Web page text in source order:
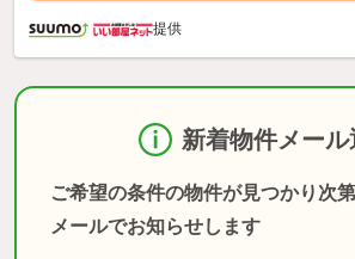
提供
新着物件メール
ご希望の条件の物件が見つかり次第
メールでお知らせします